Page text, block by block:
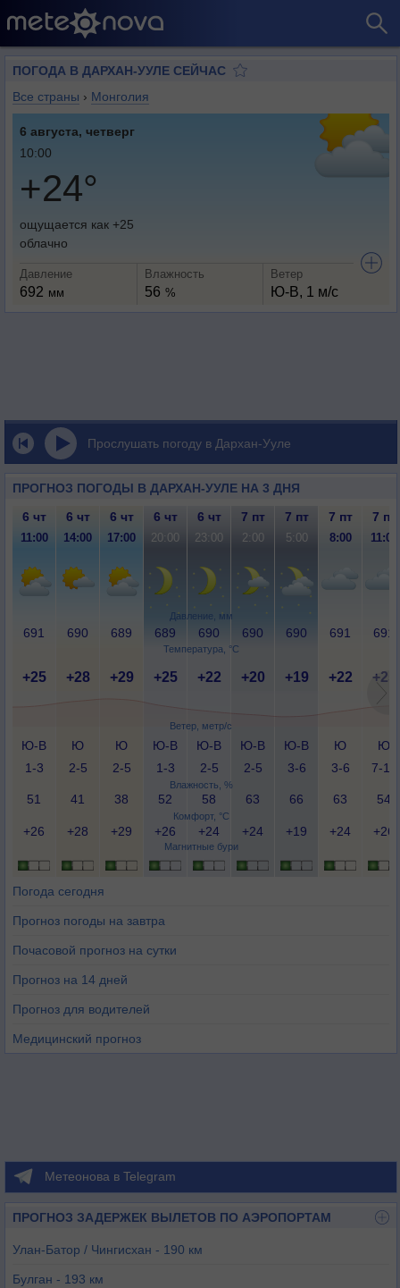
ПОГОДА В ДАРХАН-УУЛЕ СЕЙЧАС
Все страны › Монголия
6 августа, четверг
10:00
+24°
ощущается как +25
облачно
Давление
692 мм
Влажность
56 %
Ветер
Ю-В, 1 м/с
Прослушать погоду в Дархан-Ууле
ПРОГНОЗ ПОГОДЫ В ДАРХАН-УУЛЕ НА 3 ДНЯ
Давление, мм
Температура, °C
Ветер, метр/с
Влажность, %
Комфорт, °C
Магнитные бури
6 чт 6 чт 6 чт 6 чт 6 чт 7 пт 7 пт 7 пт 7 пт
11:00 14:00 17:00 20:00 23:00 2:00 5:00 8:00 11:00
691 690 689 689 690 690 690 691 691
+25 +28 +29 +25 +22 +20 +19 +22 +25
Ю-В
1-3
Ю
2-5
Ю
2-5
Ю-В
1-3
Ю-В
2-5
Ю-В
2-5
Ю-В
3-6
Ю
3-6
Ю
7-12
51 41 38 52 58 63 66 63 54
+26 +28 +29 +26 +24 +24 +19 +24 +26
Погода сегодня
Прогноз погоды на завтра
Почасовой прогноз на сутки
Прогноз на 14 дней
Прогноз для водителей
Медицинский прогноз
Метеонова в Telegram
ПРОГНОЗ ЗАДЕРЖЕК ВЫЛЕТОВ ПО АЭРОПОРТАМ
Улан-Батор / Чингисхан - 190 км
Булган - 193 км